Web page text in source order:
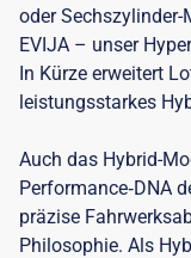
oder Sechszylinder-
EVIJA – unser
In Kürze erweitert
leistungsstarkes
Auch das Hybrid-
Performance‑DNA
präzise
Philosophie. Als